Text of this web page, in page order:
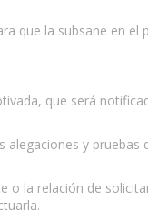
que la subsane en el
que será
y pruebas
o la relación de